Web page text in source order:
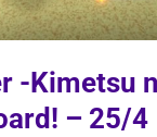
-Kimetsu
– 25/4